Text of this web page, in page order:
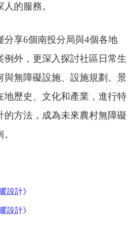
的服務。
分享6個南投分局與4個各地
例外，更深入探討社區日常生
與無障礙設施、設施規劃、景
地歷史、文化和產業，進行特
的方法，成為未來農村無障礙
設計》
設計》